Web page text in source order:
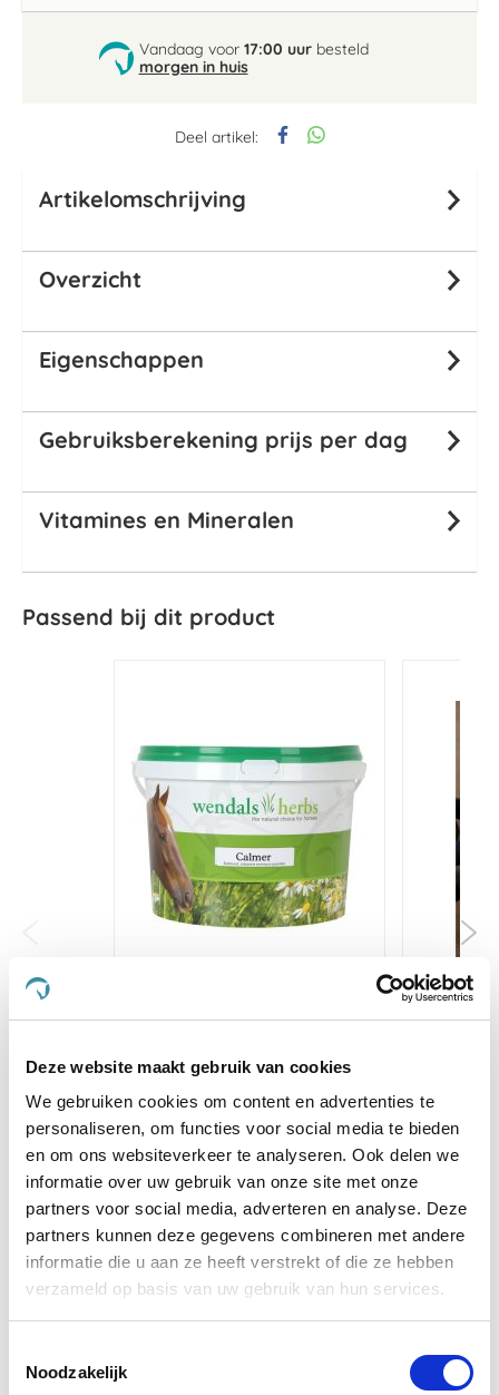
Deze website maakt gebruik van cookies
We gebruiken cookies om content en advertenties te
personaliseren, om functies voor social media te bieden
en om ons websiteverkeer te analyseren. Ook delen we
informatie over uw gebruik van onze site met onze
partners voor social media, adverteren en analyse. Deze
partners kunnen deze gegevens combineren met andere
informatie die u aan ze heeft verstrekt of die ze hebben
verzameld op basis van uw gebruik van hun services.
Noodzakelijk
Deel artikel:
Vandaag voor 17:00 uurbesteld
morgen in huis
Artikelomschrijving
Overzicht
Eigenschappen
Gebruiksberekening prijs per dag
Vitamines en Mineralen
Passend bij dit product
Voeg toe aan winkeltas Voeg
Anderen kochten ook